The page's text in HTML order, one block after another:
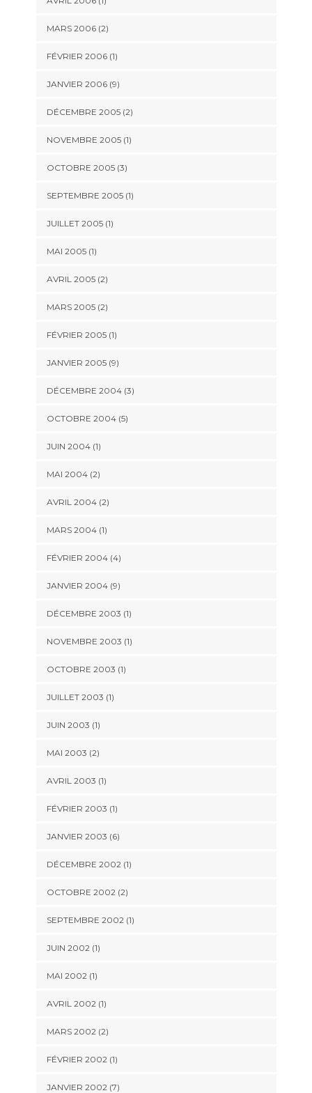
MARS 2006 (2)
FÉVRIER 2006 (1)
JANVIER 2006 (9)
DÉCEMBRE 2005 (2)
NOVEMBRE 2005 (1)
OCTOBRE 2005 (3)
SEPTEMBRE 2005 (1)
JUILLET 2005 (1)
MAI 2005 (1)
AVRIL 2005 (2)
MARS 2005 (2)
FÉVRIER 2005 (1)
JANVIER 2005 (9)
DÉCEMBRE 2004 (3)
OCTOBRE 2004 (5)
JUIN 2004 (1)
MAI 2004 (2)
AVRIL 2004 (2)
MARS 2004 (1)
FÉVRIER 2004 (4)
JANVIER 2004 (9)
DÉCEMBRE 2003 (1)
NOVEMBRE 2003 (1)
OCTOBRE 2003 (1)
JUILLET 2003 (1)
JUIN 2003 (1)
MAI 2003 (2)
AVRIL 2003 (1)
FÉVRIER 2003 (1)
JANVIER 2003 (6)
DÉCEMBRE 2002 (1)
OCTOBRE 2002 (2)
SEPTEMBRE 2002 (1)
JUIN 2002 (1)
MAI 2002 (1)
AVRIL 2002 (1)
MARS 2002 (2)
FÉVRIER 2002 (1)
JANVIER 2002 (7)